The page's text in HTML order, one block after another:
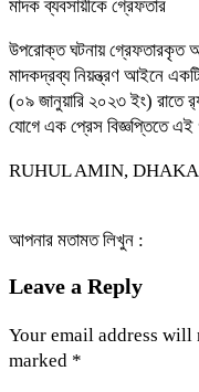
উপরোক্ত ঘটনায় গ্রেফতারকৃত
মাদকদ্রব্য নিয়ন্ত্রণ আইনে
(০৯ জানুয়ারি ২০২৩ ইং) রাতে
যোগে এক প্রেস বিজ্ঞপ্তিতে এই
RUHUL AMIN,
আপনার মতামত লিখুন :
Leave a Reply
Your email address will
marked *